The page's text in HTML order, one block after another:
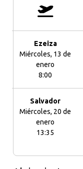
Ezeiza
Miércoles, 13 de
enero
8:00
Salvador
Miércoles, 20 de
enero
13:35